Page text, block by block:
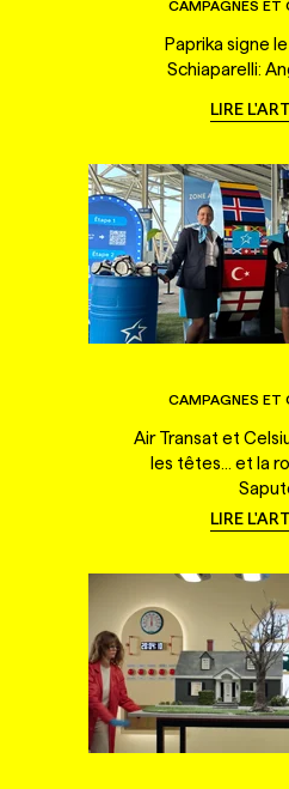
CAMPAGNES ET
Paprika signe
Schiaparelli:
LIRE
CAMPAGNES ET
Air Transat et
les têtes... et la
LIRE